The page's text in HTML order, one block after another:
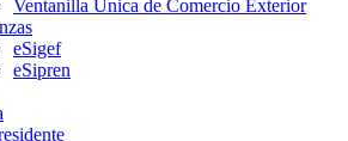
Ventanilla Única de Comercio Exterior
eSigef
eSipren